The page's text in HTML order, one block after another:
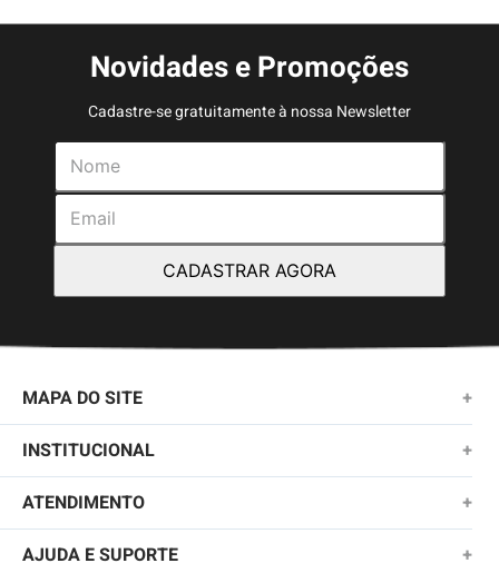
Novidades e Promoções
Cadastre-se gratuitamente à nossa Newsletter
CADASTRAR AGORA
MAPA DO SITE +
NOVIDADES
MASCULINO
KIDS
INSTITUCIONAL +
SOBRE NÓS
TROCAS E DEVOLUÇÕES
ATENDIMENTO +
(11)2010-1028
AJUDA E SUPORTE +